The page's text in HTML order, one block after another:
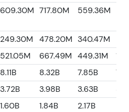
609.30M 717.80M 559.36M
249.30M 478.20M 340.47M
521.05M 667.49M 449.31M
8.11B 8.32B 7.85B
3.72B 3.98B 3.63B
1.60B 1.84B 2.17B